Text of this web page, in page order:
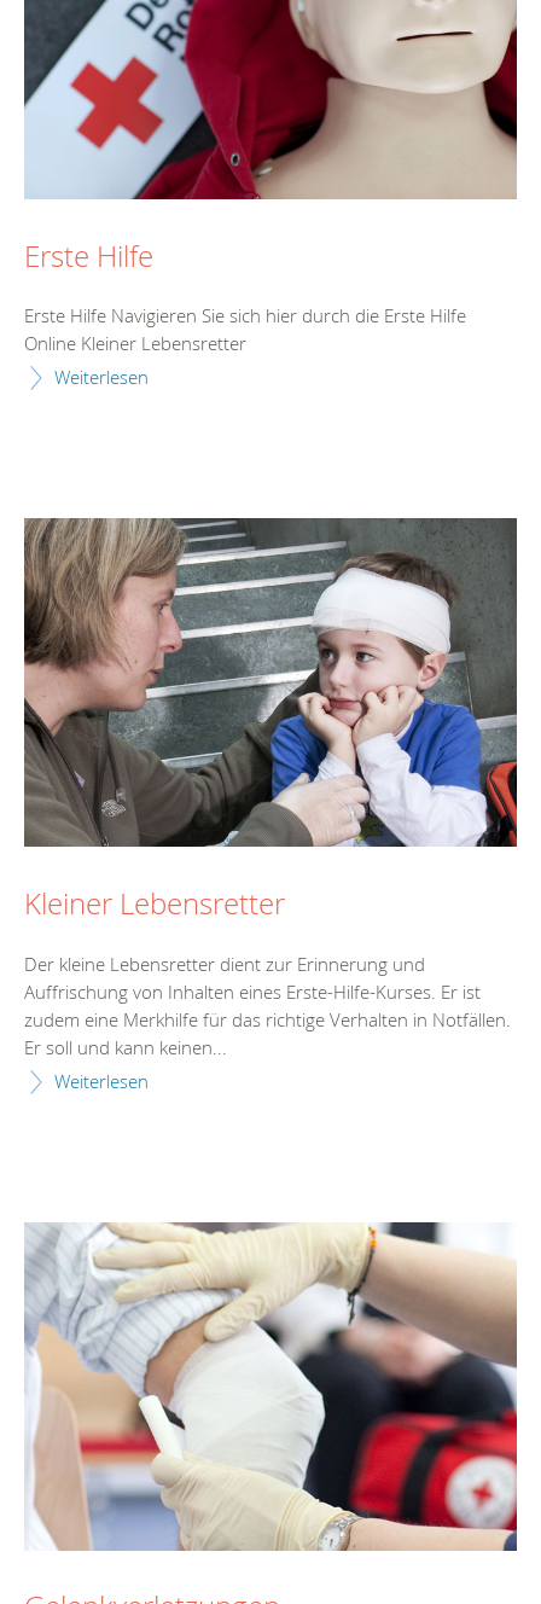
Erste Hilfe
Erste Hilfe Navigieren Sie sich hier durch die Erste Hilfe
Online Kleiner Lebensretter
Weiterlesen
Kleiner Lebensretter
Der kleine Lebensretter dient zur Erinnerung und
Auffrischung von Inhalten eines Erste-Hilfe-Kurses. Er ist
zudem eine Merkhilfe für das richtige Verhalten in Notfällen.
Er soll und kann keinen...
Weiterlesen